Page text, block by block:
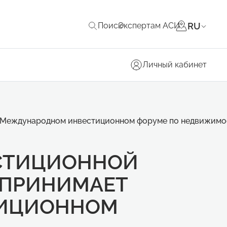
ПоискЭкспертам АСИ RU
Личный кабинет
инвестиционном форуме по